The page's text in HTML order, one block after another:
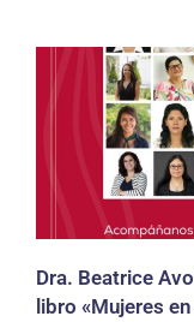
Dra. Beatrice
libro «Mujeres